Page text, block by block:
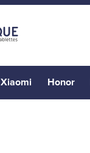
Xiaomi Honor